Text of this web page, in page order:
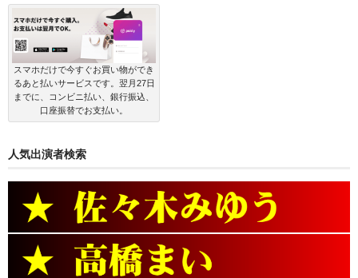
ゴ
リ
ー
スマホだけで今すぐお買い物ができ
るあと払いサービスです。翌月27日
までに、コンビニ払い、銀行振込、
口座振替でお支払い。
人気出演者検索